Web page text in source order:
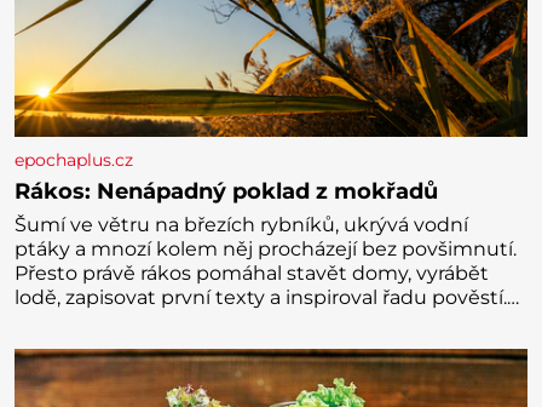
epochaplus.cz
Rákos: Nenápadný poklad z mokřadů
Šumí ve větru na březích rybníků, ukrývá vodní
ptáky a mnozí kolem něj procházejí bez povšimnutí.
Přesto právě rákos pomáhal stavět domy, vyrábět
lodě, zapisovat první texty a inspiroval řadu pověstí.
už tisíce let. Většina lidí vnímá rákos jen jako
obyčejnou kulisu letního koupání. Stačí se však
podívat